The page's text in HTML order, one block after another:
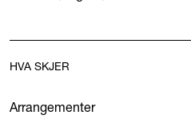
HVA SKJER
Arrangementer